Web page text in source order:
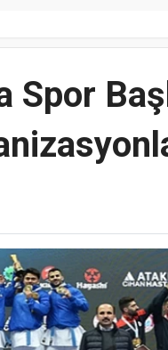
Spor